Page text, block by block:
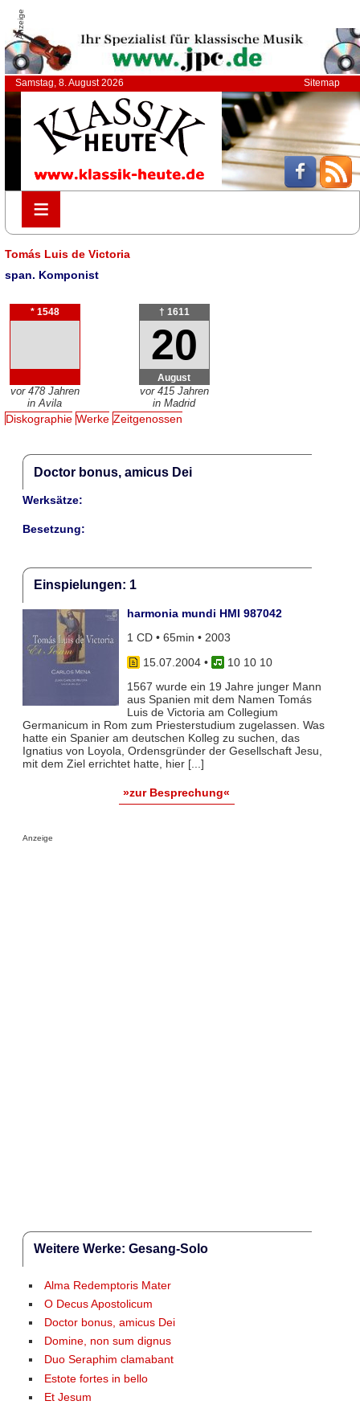
Anzeige
Samstag, 8. August 2026 Sitemap
≡
≡
Tomás Luis de Victoria
span. Komponist
* 1548
vor 478 Jahren
in Avila
† 1611
20
August
vor 415 Jahren
in Madrid
Diskographie Werke Zeitgenossen
Doctor bonus, amicus Dei
Werksätze:
Besetzung:
Einspielungen: 1
harmonia mundi HMI 987042
1 CD • 65min • 2003
15.07.2004•
10 10 10
1567 wurde ein 19 Jahre junger Mann
aus Spanien mit dem Namen Tomás
Luis de Victoria am Collegium
Germanicum in Rom zum Priesterstudium zugelassen. Was
hatte ein Spanier am deutschen Kolleg zu suchen, das
Ignatius von Loyola, Ordensgründer der Gesellschaft Jesu,
mit dem Ziel errichtet hatte, hier [...]
»zur Besprechung«
Anzeige
Weitere Werke: Gesang-Solo
Alma Redemptoris Mater
O Decus Apostolicum
Doctor bonus, amicus Dei
Domine, non sum dignus
Duo Seraphim clamabant
Estote fortes in bello
Et Jesum